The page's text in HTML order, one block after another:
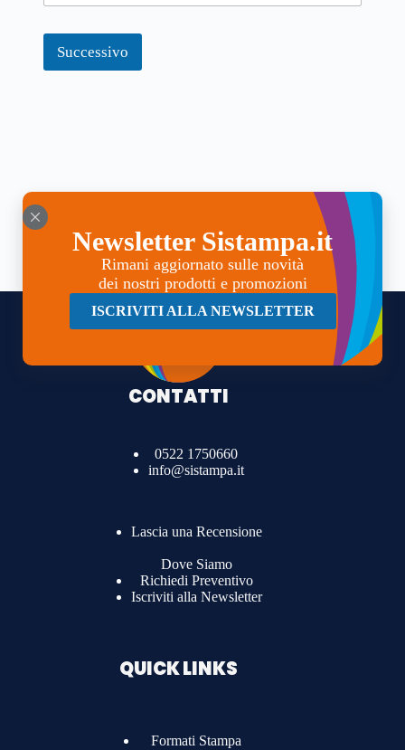
Newsletter Sistampa.it
Rimani aggiornato sulle novità
dei nostri prodotti e promozioni
ISCRIVITI ALLA NEWSLETTER
Successivo
CONTATTI
0522 1750660
info@sistampa.it
Lascia una Recensione
Dove Siamo
Richiedi Preventivo
Iscriviti alla Newsletter
QUICK LINKS
Formati Stampa